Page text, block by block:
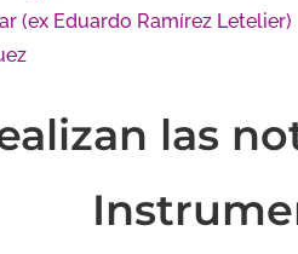
(ex Eduardo Ramírez Letelier)
las